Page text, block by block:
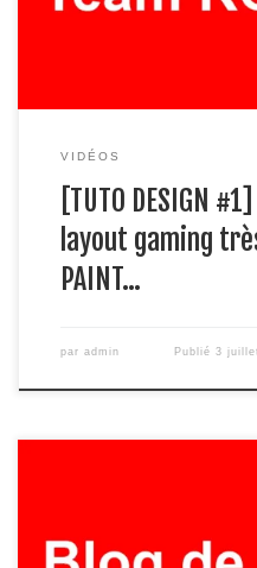
VIDÉOS
[TUTO DESIGN
layout gaming
PAINT…
par admin Publié3